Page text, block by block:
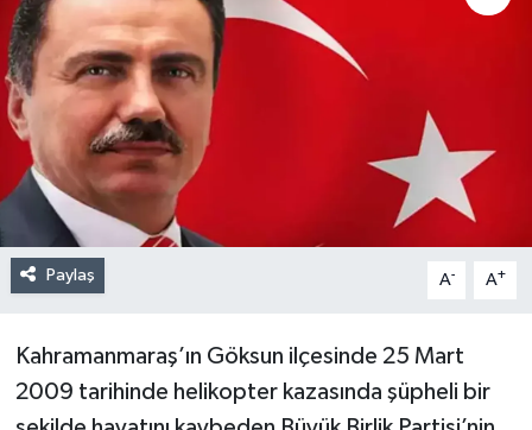
Paylaş A- A+
Kahramanmaraş’ın Göksun ilçesinde 25 Mart
2009 tarihinde helikopter kazasında şüpheli bir